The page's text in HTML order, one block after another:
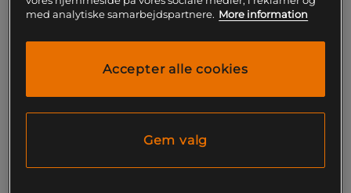
rækker i op til 60 dage. OptiMSM Plus C kombinerer
MSM med vitamin C og molybdæn for at skabe en
kombination, der er udviklet til hud, brusk,
velgennemtænkt produkt, som er helt fri for
Med PUREWAY-C®
Til hud, brusk, knogleskelet og immunforsvar
med analytiske samarbejdspartnere. More information
Accepter alle cookies
Gem valg